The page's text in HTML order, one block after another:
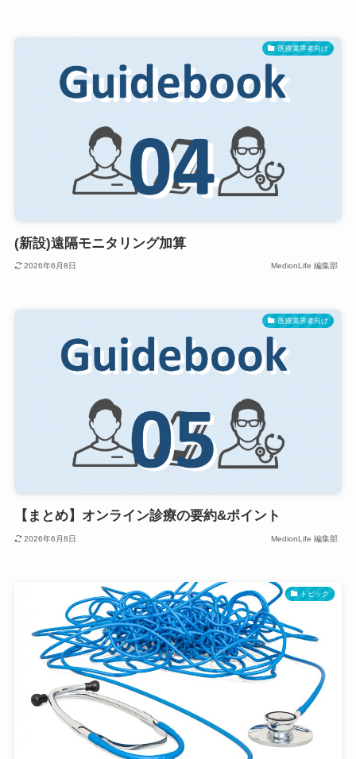
医療業界者向け
(新設)遠隔モニタリング加算
2026年6月8日 MedionLife 編集部
医療業界者向け
【まとめ】オンライン診療の要約&ポイント
2026年6月8日 MedionLife 編集部
トピック